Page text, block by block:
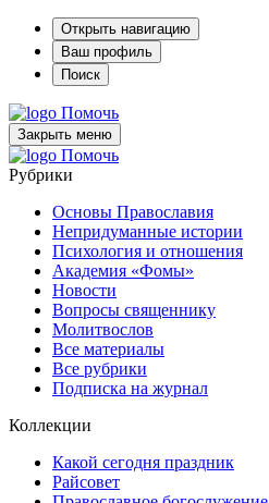
Открыть навигацию
Ваш профиль
Поиск
Помочь
Закрыть меню
Помочь
Рубрики
Основы Православия
Непридуманные истории
Психология и отношения
Академия «Фомы»
Новости
Вопросы священнику
Молитвослов
Все материалы
Все рубрики
Подписка на журнал
Коллекции
Какой сегодня праздник
Райсовет